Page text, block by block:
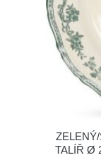
TALÍŘ Ø